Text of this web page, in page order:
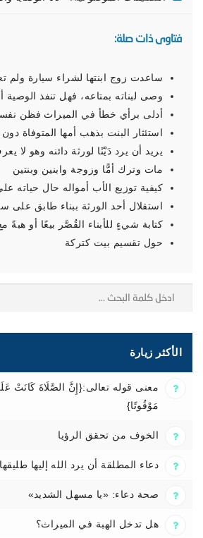
فتاوى ذات صلة:
ساعدت زوج ابنتها لشراء سيارة ولم
وصى لبناته بمتاعه، فهل تنفذ الوصية
أدلى برأي خطأ في الميراث فظن
استئثار البنت بذهب أمها المتوفاة دون
يريد أن يرد دَيْنًا لورثة دائنه وهو لا
مات وترك أمًّا وزوجة وابنين وبنتين
كيفية توزيع الأب أمواله حال حياته
استقلال أحد الورثة ببناء طابق على
كتابة شيءٍ للأبناء القُصَّر بيعًا أو هبةً
حول تقسيم بيت كتركة
الأكثر زيارة
معنى قوله تعالى:{إِنَّ الصَّلَاةَ كَانَتْ
مَوْقُوتًا}
الخوف من تحقق الرؤيا
دعاء المطلقة أن يرد الله إليها طليقها
صحة دعاء: «يا مسهل الشديد»
هل تدخل الهبة في الميراث؟